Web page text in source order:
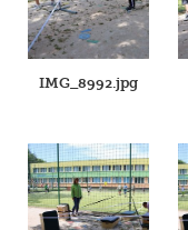
IMG_8992.jpg